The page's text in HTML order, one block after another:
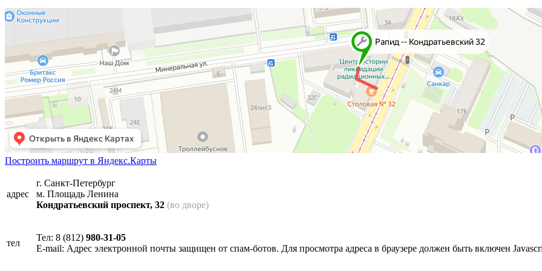
Построить маршрут в Яндекс.Карты
адрес
г. Санкт-Петербург
м. Площадь Ленина
Кондратьевский проспект, 32 (во дворе)
тел
Тел: 8 (812) 980-31-05
E-mail: Адрес электронной почты защищен от спам-ботов. Для просмотра адреса в браузере должен быть включен